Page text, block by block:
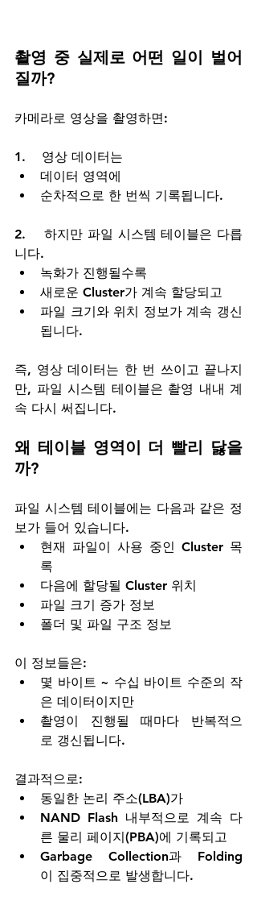
촬영 중 실제로 어떤 일이 벌어
질까?
카메라로 영상을 촬영하면:
1.    영상 데이터는
데이터 영역에
순차적으로 한 번씩 기록됩니다.
2.    하지만 파일 시스템 테이블은 다릅
니다.
녹화가 진행될수록
새로운 Cluster가 계속 할당되고
파일 크기와 위치 정보가 계속 갱신
됩니다.
즉, 영상 데이터는 한 번 쓰이고 끝나지
만, 파일 시스템 테이블은 촬영 내내 계
속 다시 써집니다.
왜 테이블 영역이 더 빨리 닳을
까?
파일 시스템 테이블에는 다음과 같은 정
보가 들어 있습니다.
현재 파일이 사용 중인 Cluster 목
록
다음에 할당될 Cluster 위치
파일 크기 증가 정보
폴더 및 파일 구조 정보
이 정보들은:
몇 바이트 ~ 수십 바이트 수준의 작
은 데이터이지만
촬영이 진행될 때마다 반복적으
로 갱신됩니다.
결과적으로:
동일한 논리 주소(LBA)가
NAND Flash 내부적으로 계속 다
른 물리 페이지(PBA)에 기록되고
Garbage Collection과 Folding
이 집중적으로 발생합니다.